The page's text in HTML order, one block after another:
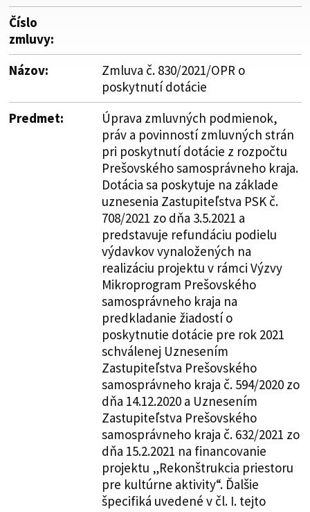
Číslo
zmluvy:
Názov:
Zmluva č. 830/2021/OPR o
poskytnutí dotácie
Predmet:
Úprava zmluvných podmienok,
práv a povinností zmluvných strán
pri poskytnutí dotácie z rozpočtu
Prešovského samosprávneho kraja.
Dotácia sa poskytuje na základe
uznesenia Zastupiteľstva PSK č.
708/2021 zo dňa 3.5.2021 a
predstavuje refundáciu podielu
výdavkov vynaložených na
realizáciu projektu v rámci Výzvy
Mikroprogram Prešovského
samosprávneho kraja na
predkladanie žiadostí o
poskytnutie dotácie pre rok 2021
schválenej Uznesením
Zastupiteľstva Prešovského
samosprávneho kraja č. 594/2020 zo
dňa 14.12.2020 a Uznesením
Zastupiteľstva Prešovského
samosprávneho kraja č. 632/2021 zo
dňa 15.2.2021 na financovanie
projektu „Rekonštrukcia priestoru
pre kultúrne aktivity“. Ďalšie
špecifiká uvedené v čl. I. tejto